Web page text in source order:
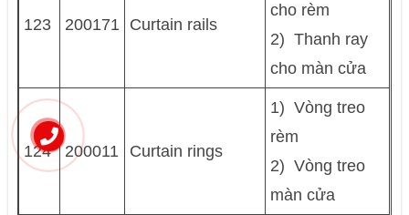
123 200171 Curtain rails
cho rèm
2) Thanh ray
cho màn cửa
124 200011 Curtain rings
1) Vòng treo
rèm
2) Vòng treo
màn cửa